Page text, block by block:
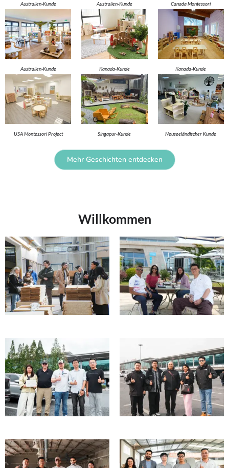
Australien-Kunde Australien-Kunde
Canada Montessori
Project
Australien-Kunde Kanada-Kunde Kanada-Kunde
USA Montessori Project Singapur-Kunde Neuseeländischer Kunde
Mehr Geschichten entdecken
Willkommen